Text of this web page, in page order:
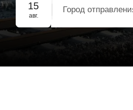
Групповое бронирование
15
авг.
Город